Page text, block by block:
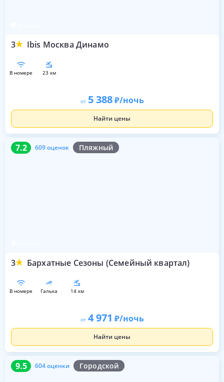
3 Ibis Москва Динамо
в номере 23 км
от 5 388 /ночь
Найти цены
7.2 609 оценок Пляжный
3 Бархатные Сезоны (Семейный квартал)
7.2 609 оценок
в номере галька 14 км
от 4 971 /ночь
Найти цены
9.5 604 оценки Городской
9.5 604 оценки